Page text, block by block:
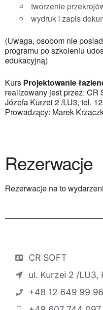
tworzenie
wydruk i zapis
(Uwaga, osobom nie
programu po szkoleniu
edukacyjną)
Kurs Projektowanie
realizowany jest przez: CR
Józefa Kurzei 2 /LU3, tel.
Prowadzący: Marek
Rezerwacje
Rezerwacje na to
CR SOFT
ul. Kurzei 2 /LU3,
+48 12 649 99 96